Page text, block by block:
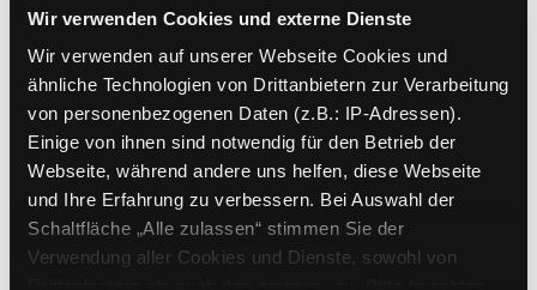
Wir verwenden Cookies und externe Dienste
Wir verwenden auf unserer Webseite Cookies und
ähnliche Technologien von Drittanbietern zur Verarbeitung
von personenbezogenen Daten (z.B.: IP-Adressen).
Einige von ihnen sind notwendig für den Betrieb der
Webseite, während andere uns helfen, diese Webseite
und Ihre Erfahrung zu verbessern. Bei Auswahl der
Schaltfläche „Alle zulassen“ stimmen Sie der
Verwendung aller Cookies und Dienste, sowohl von
Weitere Suchkriterien
Erwerbungen der letzten Tage
Jahr von
Medien anzeigen, die nach dem Jahr veröffentlicht
Jahr bis
Medien anzeigen, die vor dem